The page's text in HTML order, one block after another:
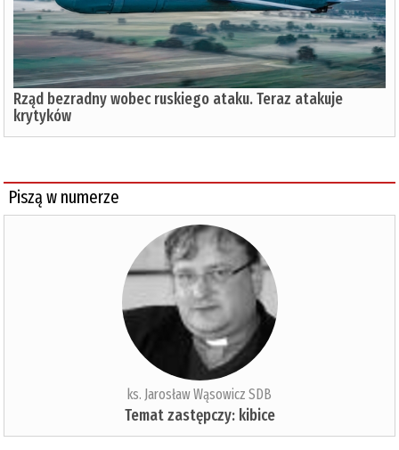
Rząd bezradny wobec ruskiego ataku. Teraz atakuje
krytyków
Piszą w numerze
ks. Jarosław Wąsowicz SDB
Temat zastępczy: kibice